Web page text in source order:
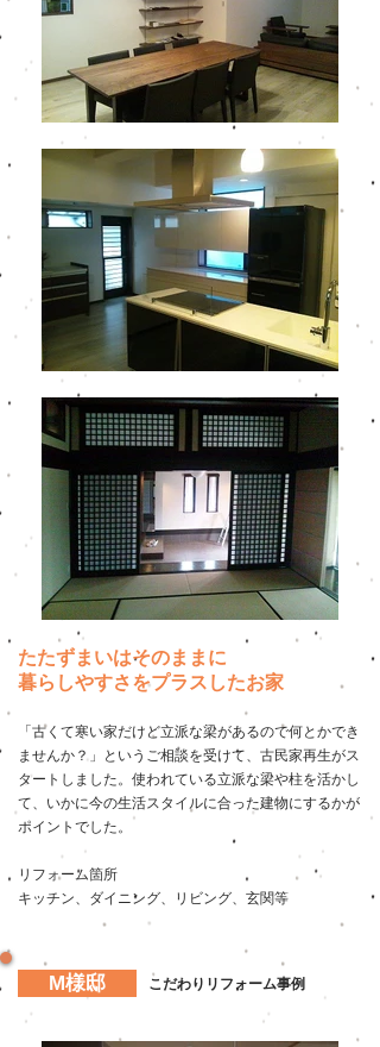
たたずまいはそのままに
暮らしやすさをプラスしたお家
「古くて寒い家だけど立派な梁があるので何とかでき
ませんか？」というご相談を受けて、古民家再生がス
タートしました。使われている立派な梁や柱を活かし
て、いかに今の生活スタイルに合った建物にするかが
ポイントでした。
リフォーム箇所
​キッチン、ダイニング、リビング、玄関等
M様邸 こだわりリフォーム事例